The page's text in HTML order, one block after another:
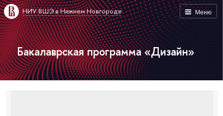
Меню
НИУ ВШЭ в Нижнем Новгороде
Бакалаврская программа «Дизайн»